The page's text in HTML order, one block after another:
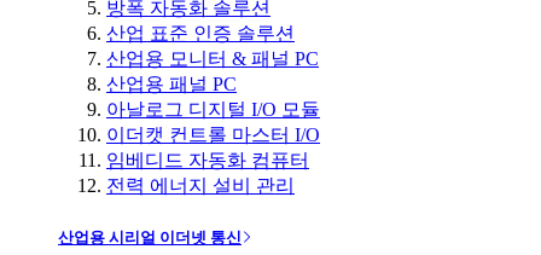
방폭 자동화 솔루션
산업 표준 인증 솔루션
산업용 모니터 & 패널 PC
산업용 패널 PC
아날로그 디지털 I/O 모듈
이더캣 컨트롤 마스터 I/O
임베디드 자동화 컴퓨터
전력 에너지 설비 관리
산업용 시리얼 이더넷 통신